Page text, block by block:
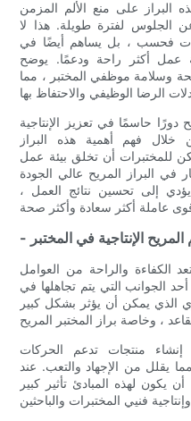
البراز على منع الألم المزمن
الجلوس لفترة طويلة. هذا لا
فحسب ، بل يساهم أيضًا في
عمل أكثر راحة ودعمًا. يوضح
وسلامة موظفي المختبر ، مما
دورًا حاسمًا في تعزيز الإنتاجية
خلال فهم أهمية هذه البراز
للمختبرات أن تخلق بيئة عمل
في البراز المريح عالي الجودة
يؤدي إلى تحسين نتائج العمل ،
الإنتاجية في المختبر
الكفاءة والراحة من العوامل
الجوانب التي يتم تجاهلها في
الذي يمكن أن يؤثر بشكل كبير
منتجات تدعم الحركات
يقلل من الإجهاد والتعب. عند
يكون لهذه المبادئ تأثير كبير